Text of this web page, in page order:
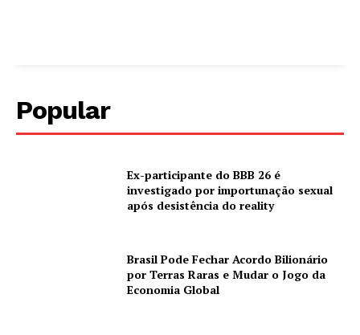
Popular
Ex-participante do BBB 26 é
investigado por importunação sexual
após desistência do reality
Brasil Pode Fechar Acordo Bilionário
por Terras Raras e Mudar o Jogo da
Economia Global